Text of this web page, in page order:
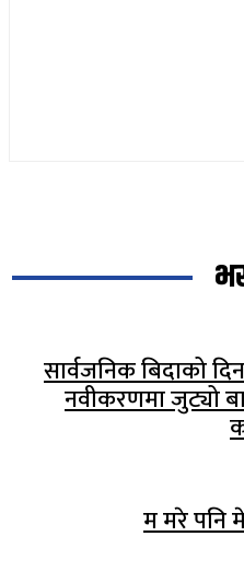
सार्वजनिक बिदाको
नवीकरणमा जुट्यो
म मरे पनि